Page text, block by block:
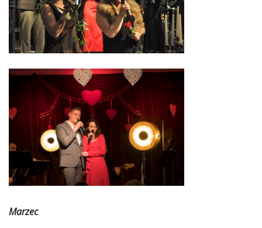
Marzec